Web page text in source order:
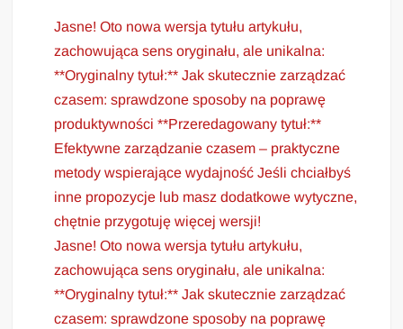
Jasne! Oto nowa wersja tytułu artykułu,
zachowująca sens oryginału, ale unikalna:
**Oryginalny tytuł:** Jak skutecznie zarządzać
czasem: sprawdzone sposoby na poprawę
produktywności **Przeredagowany tytuł:**
Efektywne zarządzanie czasem – praktyczne
metody wspierające wydajność Jeśli chciałbyś
inne propozycje lub masz dodatkowe wytyczne,
chętnie przygotuję więcej wersji!
Jasne! Oto nowa wersja tytułu artykułu,
zachowująca sens oryginału, ale unikalna:
**Oryginalny tytuł:** Jak skutecznie zarządzać
czasem: sprawdzone sposoby na poprawę